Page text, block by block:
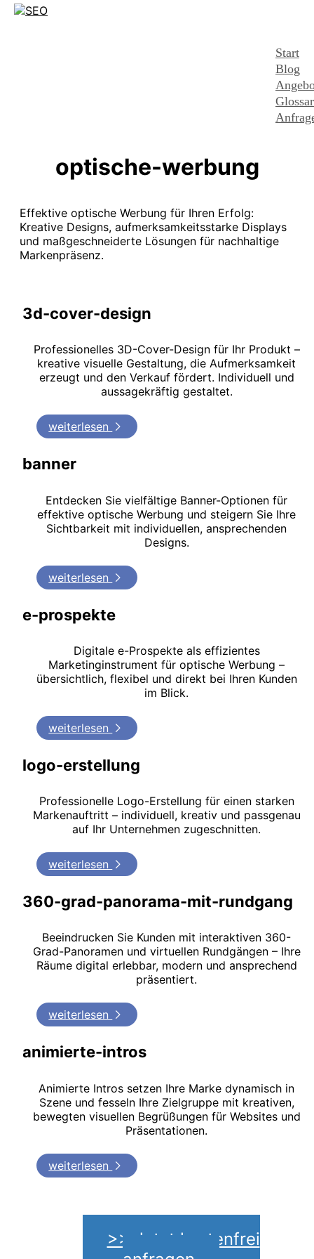
Start
Blog
Glossar
optische-werbung
Effektive optische Werbung für Ihren Erfolg:
Kreative Designs, aufmerksamkeitsstarke Displays
und maßgeschneiderte Lösungen für nachhaltige
Markenpräsenz.
3d-cover-design
Professionelles 3D-Cover-Design für Ihr Produkt –
kreative visuelle Gestaltung, die Aufmerksamkeit
erzeugt und den Verkauf fördert. Individuell und
aussagekräftig gestaltet.
weiterlesen
banner
Entdecken Sie vielfältige Banner-Optionen für
effektive optische Werbung und steigern Sie Ihre
Sichtbarkeit mit individuellen, ansprechenden
Designs.
weiterlesen
e-prospekte
Digitale e-Prospekte als effizientes
Marketinginstrument für optische Werbung –
übersichtlich, flexibel und direkt bei Ihren Kunden
im Blick.
weiterlesen
logo-erstellung
Professionelle Logo-Erstellung für einen starken
Markenauftritt – individuell, kreativ und passgenau
auf Ihr Unternehmen zugeschnitten.
weiterlesen
360-grad-panorama-mit-rundgang
Beeindrucken Sie Kunden mit interaktiven 360-
Grad-Panoramen und virtuellen Rundgängen – Ihre
Räume digital erlebbar, modern und ansprechend
präsentiert.
weiterlesen
animierte-intros
Animierte Intros setzen Ihre Marke dynamisch in
Szene und fesseln Ihre Zielgruppe mit kreativen,
bewegten visuellen Begrüßungen für Websites und
Präsentationen.
weiterlesen
>> Jetzt kostenfrei